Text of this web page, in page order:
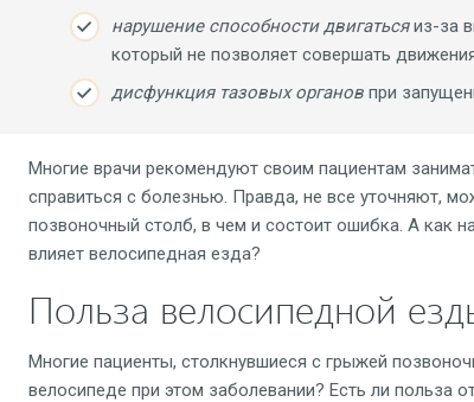
нарушение способности двигатьсяиз-за
который не позволяет совершать
дисфункция тазовых органов при
Многие врачи рекомендуют своим пациентам
справиться с болезнью. Правда, не все уточняют,
позвоночный столб, в чем и состоит ошибка. А как
влияет велосипедная езда?
Польза велосипедной
Многие пациенты, столкнувшиеся с грыжей
велосипеде при этом заболевании? Есть ли польза